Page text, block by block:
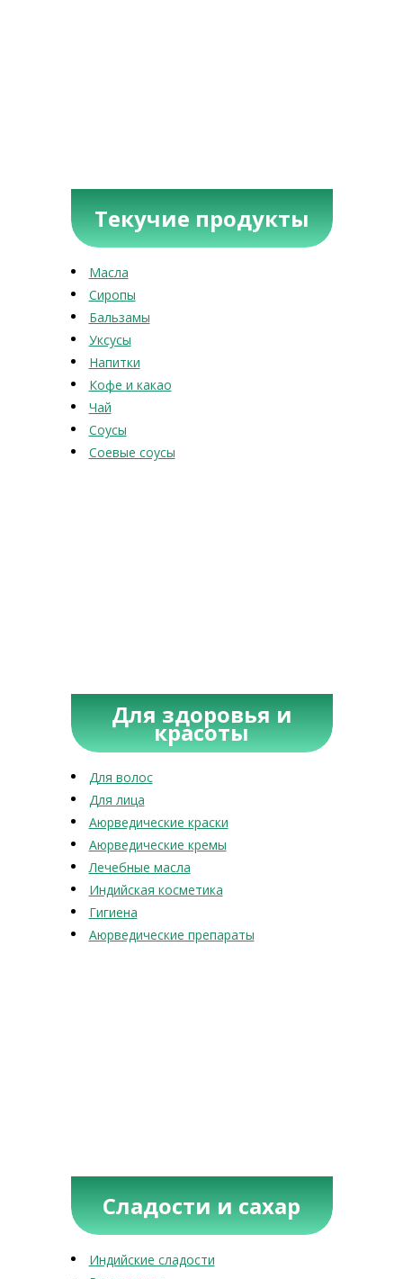
Текучие продукты
Масла
Сиропы
Бальзамы
Уксусы
Напитки
Кофе и какао
Чай
Соусы
Соевые соусы
Для здоровья и
красоты
Для волос
Для лица
Аюрведические краски
Аюрведические кремы
Лечебные масла
Индийская косметика
Гигиена
Аюрведические препараты
Сладости и сахар
Индийские сладости